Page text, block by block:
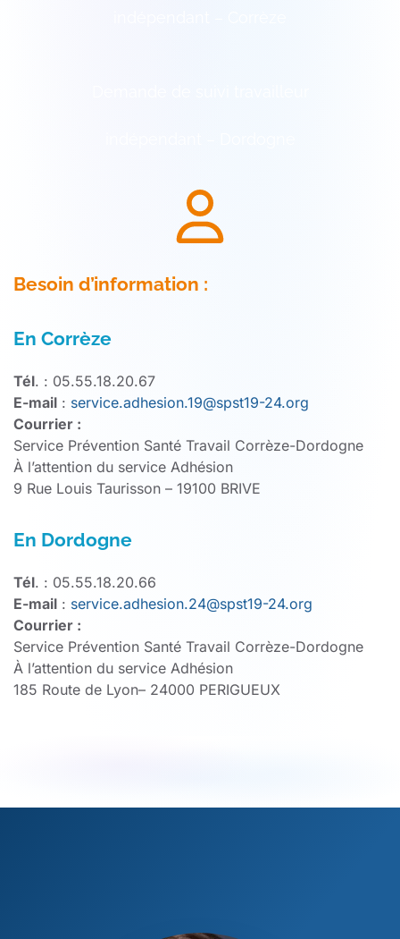
Besoin d’information :
En Corrèze
Tél. : 05.55.18.20.67
E-mail : service.adhesion.19@spst19-24.org
Courrier :
Service Prévention Santé Travail Corrèze-Dordogne
À l’attention du service Adhésion
9 Rue Louis Taurisson – 19100 BRIVE
En Dordogne
Tél. : 05.55.18.20.66
E-mail : service.adhesion.24@spst19-24.org
Courrier :
Service Prévention Santé Travail Corrèze-Dordogne
À l’attention du service Adhésion
185 Route de Lyon– 24000 PERIGUEUX